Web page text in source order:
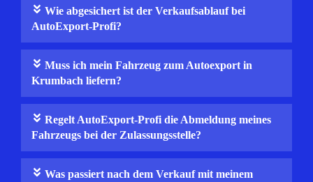
Wie abgesichert ist der Verkaufsablauf bei
AutoExport-Profi?
Muss ich mein Fahrzeug zum Autoexport in
Krumbach liefern?
Regelt AutoExport‑Profi die Abmeldung meines
Fahrzeugs bei der Zulassungsstelle?
Was passiert nach dem Verkauf mit meinem